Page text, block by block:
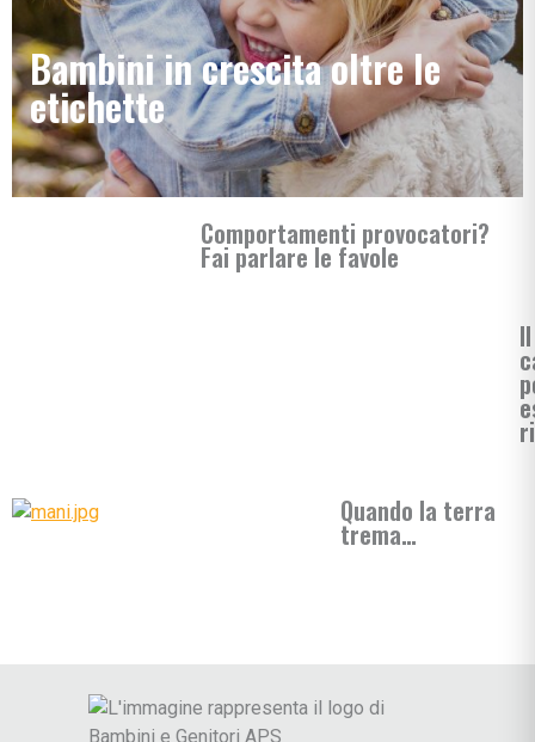
Bambini in crescita oltre le
etichette
Comportamenti provocatori?
Fai parlare le favole
Il
Quando la terra
trema…